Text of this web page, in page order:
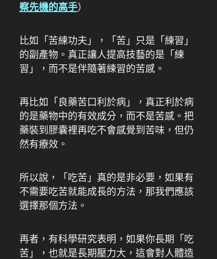
察先機的高手）
比如「苦練功夫」，「苦」只是「練習」
的副產物。真正讓人提高技藝的是「練
習」，而不是伴隨著練習的苦感。
再比如「良藥苦口利於病」，真正利於病
的是藥物中的有效成分，而不是苦感。把
藥裝到膠囊裡再吃不會感覺到苦味，但仍
然有療效。
所以說，「吃苦」真的是非必要，如果有
不需要吃苦就能成長的方法，那我們應該
選擇那個方法。
再者，有科學研究表明，如果你長期「吃
苦」，也就是長期壓力大，這會對人體造